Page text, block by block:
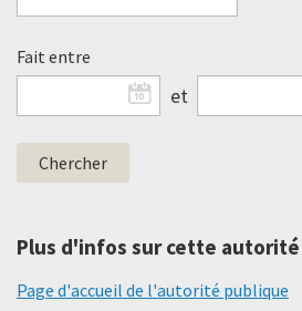
Fait entre
et
Plus d'infos sur cette
Page d'accueil de l'autorité publique